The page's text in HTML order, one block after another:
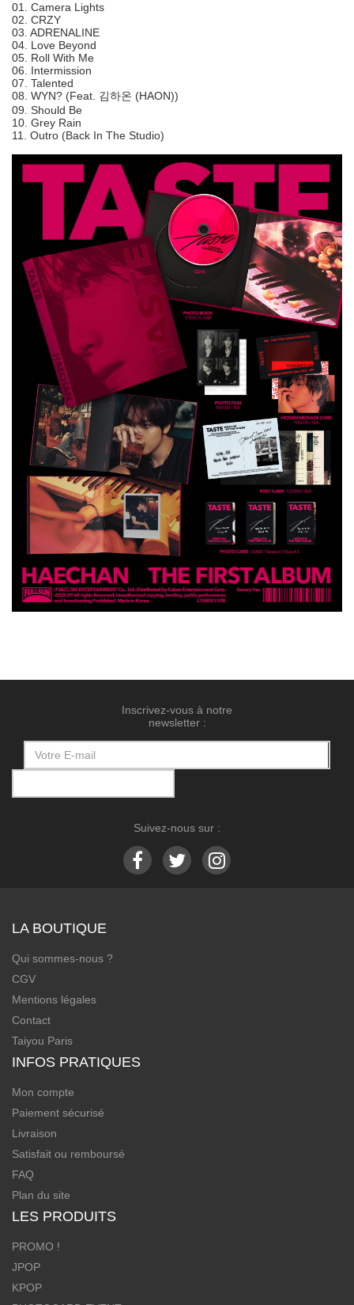
01. Camera Lights
02. CRZY
03. ADRENALINE
04. Love Beyond
05. Roll With Me
06. Intermission
07. Talented
08. WYN? (Feat. 김하온 (HAON))
09. Should Be
10. Grey Rain
11. Outro (Back In The Studio)
Inscrivez-vous à notre
newsletter :
Suivez-nous sur :
LA BOUTIQUE
Qui sommes-nous ?
CGV
Mentions légales
Contact
Taiyou Paris
INFOS PRATIQUES
Mon compte
Paiement sécurisé
Livraison
Satisfait ou remboursé
FAQ
Plan du site
LES PRODUITS
PROMO !
JPOP
KPOP